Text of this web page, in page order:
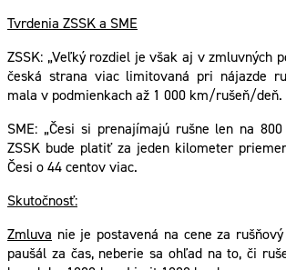
Tvrdenia ZSSK a SME
ZSSK: „Veľký rozdiel je však aj v zmluvných
česká strana viac limitovaná pri nájazde
mala v podmienkach až 1 000 km/rušeň/deň.
SME: „Česi si prenajímajú rušne len na
ZSSK bude platiť za jeden kilometer
Česi o 44 centov viac.
Skutočnosť:
Zmluva nie je postavená na cene za
paušál za čas, neberie sa ohľad na to, či